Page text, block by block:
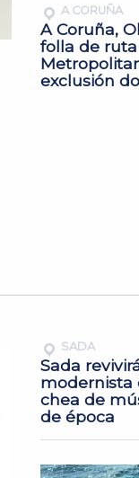
A CORUÑA
A Coruña,
folla de
exclusión
SADA
Sada
modernista
chea de
de época